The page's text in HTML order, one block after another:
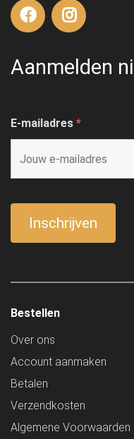
Aanmelden
E-mailadres *
Bestellen
Over ons
Account aanmaken
Betalen
Verzendkosten
Algemene Voorwaarden